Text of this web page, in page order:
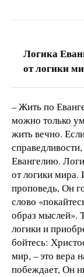
Логика
от логики
– Жить по
можно только
жить вечно.
Евангелию.
от логики мира.
проповедь, Он
слово
образ мыслей».
логики и
бойтесь:
мир, – это вера
побеждает, Он